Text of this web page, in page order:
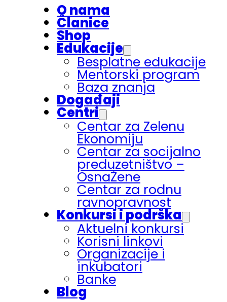
O nama
Članice
Shop
Edukacije
Besplatne edukacije
Mentorski program
Baza znanja
Događaji
Centri
Centar za Zelenu
Ekonomiju
Centar za socijalno
preduzetništvo –
OsnaŽene
Centar za rodnu
ravnopravnost
Konkursi i podrška
Aktuelni konkursi
Korisni linkovi
Organizacije i
inkubatori
Banke
Blog